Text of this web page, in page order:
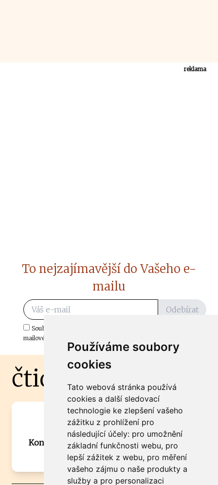
Používáme soubory
cookies
Tato webová stránka používá
cookies a další sledovací
technologie ke zlepšení vašeho
zážitku z prohlížení pro
následující účely: pro umožnění
základní funkčnosti webu, pro
lepší zážitek z webu, pro měření
vašeho zájmu o naše produkty a
služby a pro personalizaci
reklama
To nejzajímavější do Vašeho e-
mailu
Odebírat
Souhlasím s odběrem důležitých zpráv ze ČtiDoma.cz do mé e-
mailové schránky.
čtidoma.cz
Máte zajímavou informaci? Chcete
spolupracovat?
Kontaktujte šéfredaktora Martina Chalupu:
chalupa@ctidoma.cz